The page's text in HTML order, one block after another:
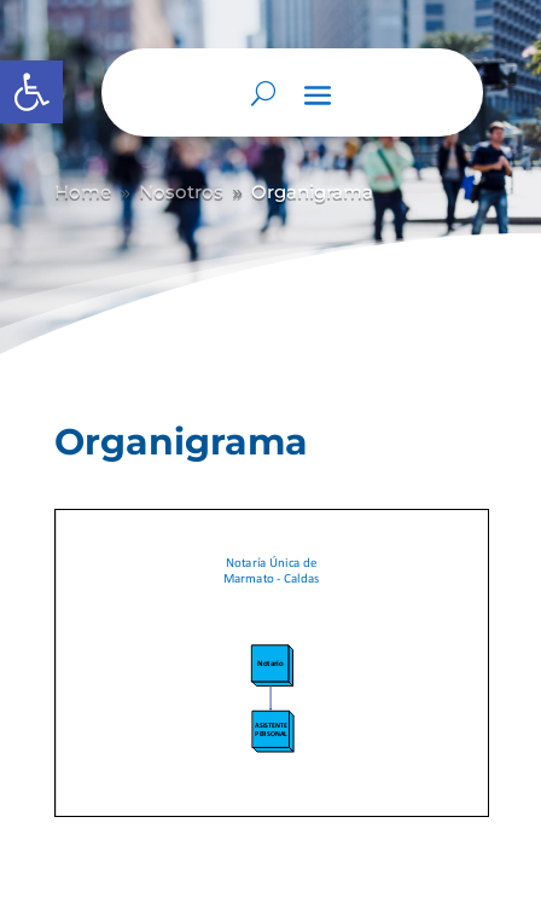
Abrir barra de herramientas
Home 9 Nosotros 9 Organigrama
Organigrama